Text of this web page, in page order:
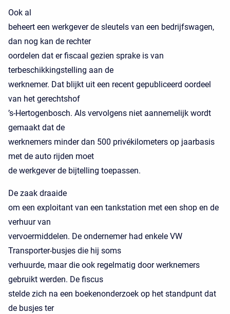
Ook al
beheert een werkgever de sleutels van een bedrijfswagen,
dan nog kan de rechter
oordelen dat er fiscaal gezien sprake is van
terbeschikkingstelling aan de
werknemer. Dat blijkt uit een recent gepubliceerd oordeel
van het gerechtshof
’s-Hertogenbosch. Als vervolgens niet aannemelijk wordt
gemaakt dat de
werknemers minder dan 500 privékilometers op jaarbasis
met de auto rijden moet
de werkgever de bijtelling toepassen.
De zaak draaide
om een exploitant van een tankstation met een shop en de
verhuur van
vervoermiddelen. De ondernemer had enkele VW
Transporter-busjes die hij soms
verhuurde, maar die ook regelmatig door werknemers
gebruikt werden. De fiscus
stelde zich na een boekenonderzoek op het standpunt dat
de busjes ter